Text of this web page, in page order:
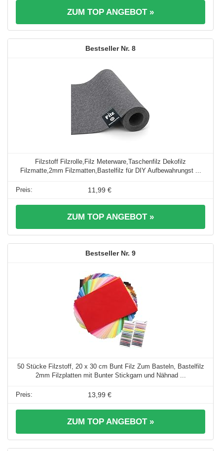
ZUM TOP ANGEBOT »
8
Filzstoff Filzrolle,Filz Meterware,Taschenfilz Dekofilz
Filzmatte,2mm Filzmatten,Bastelfilz für DIY Aufbewahrungst ...
11,99 €
ZUM TOP ANGEBOT »
9
50 Stücke Filzstoff, 20 x 30 cm Bunt Filz Zum Basteln, Bastelfilz
2mm Filzplatten mit Bunter Stickgarn und Nähnad ...
13,99 €
ZUM TOP ANGEBOT »